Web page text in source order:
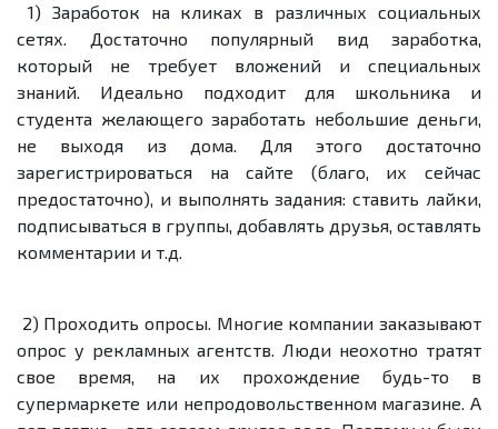
1) Заработок на кликах в различных социальных
сетях. Достаточно популярный вид заработка,
который не требует вложений и специальных
знаний. Идеально подходит для школьника и
студента желающего заработать небольшие деньги,
не выходя из дома. Для этого достаточно
зарегистрироваться на сайте (благо, их сейчас
предостаточно), и выполнять задания: ставить лайки,
подписываться в группы, добавлять друзья, оставлять
комментарии и т.д.
2) Проходить опросы. Многие компании заказывают
опрос у рекламных агентств. Люди неохотно тратят
свое время, на их прохождение будь-то в
супермаркете или непродовольственном магазине. А